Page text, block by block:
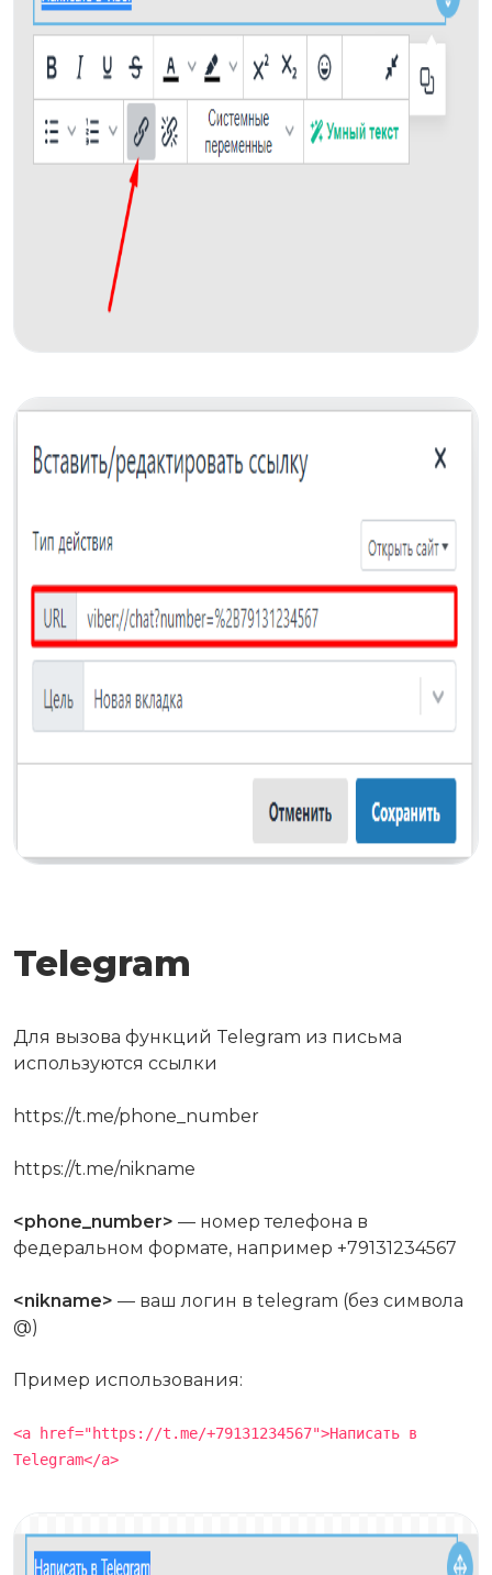
Telegram
Для вызова функций Telegram из письма
используются ссылки
https://t.me/phone_number
https://t.me/nikname
<phone_number> — номер телефона в
федеральном формате, например +79131234567
<nikname> — ваш логин в telegram (без символа
@)
Пример использования:
<a href="https://t.me/+79131234567">Написать в
Telegram</a>